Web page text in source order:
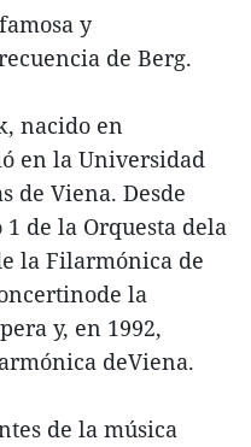
y
de Berg.
nacido en
en la Universidad
de Viena. Desde
de la Orquesta dela
la Filarmónica de
la
y, en 1992,
deViena.
de la música